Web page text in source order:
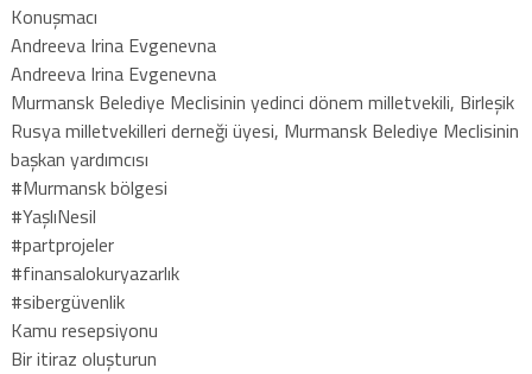
Konuşmacı
Andreeva Irina Evgenevna
Andreeva Irina Evgenevna
Murmansk Belediye Meclisinin yedinci dönem milletvekili, Birleşik
Rusya milletvekilleri derneği üyesi, Murmansk Belediye Meclisinin
başkan yardımcısı
#Murmansk bölgesi
#YaşlıNesil
#partprojeler
#finansalokuryazarlık
#sibergüvenlik
Kamu resepsiyonu
Bir itiraz oluşturun